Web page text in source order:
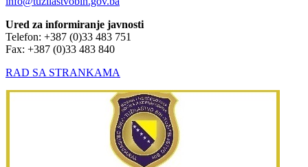
Ured za informiranje javnosti
Telefon: +387 (0)33 483 751
Fax: +387 (0)33 483 840
RAD SA STRANKAMA